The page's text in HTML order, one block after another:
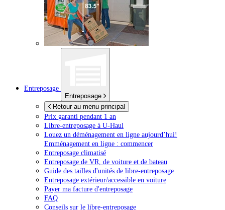
Entreposage
Entreposage
Retour au menu principal
Prix garanti pendant 1 an
Libre-entreposage à U-Haul
Louez un déménagement en ligne aujourd’hui!
Emménagement en ligne : commencer
Entreposage climatisé
Entreposage de VR, de voiture et de bateau
Guide des tailles d'unités de libre-entreposage
Entreposage extérieur/accessible en voiture
Payer ma facture d'entreposage
FAQ
Conseils sur le libre-entreposage